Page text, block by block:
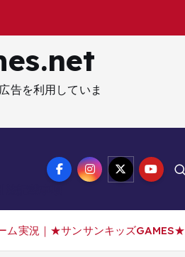
告を利用していま
ム実況｜★サンサンキッズGAMES★